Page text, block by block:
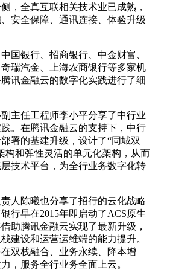
，全真互联相关技术业已成熟，
安全保障、通讯连接、体验升级
国银行、招商银行、中金财富、
瑞汽金、上海农商银行等多家机
讯金融云的数字化实践进行了细
主任工程师李小平分享了中行业
。在腾讯金融云的支持下，中行
署的基建升级，设计了“同城双
构和弹性灵活的单元化架构，从而
技术平台，为全行业务数字化转
人陈曦也分享了招行的云化战略
行早在2015年即启动了ACS原生
助腾讯金融云实现了最新升级，
建设和运营运维端的能力提升。
双栈融合、业务永续、降本增
，服务全行业务全面上云。